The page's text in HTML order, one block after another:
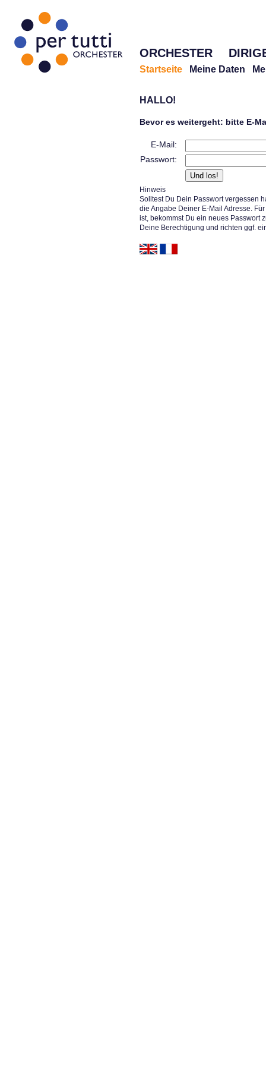
ORCHESTER
Startseite Meine Daten
HALLO!
Bevor es weitergeht: bitte E-
E-Mail:
Passwort:
Hinweis
Solltest Du Dein Passwort vergessen
die Angabe Deiner E-Mail Adresse.
ist, bekommst Du ein neues Passwort
Deine Berechtigung und richten ggf.